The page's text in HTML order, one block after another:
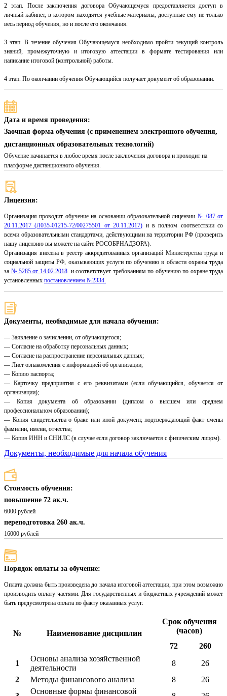
2 этап. После заключения договора Обучающемуся предоставляется доступ в
личный кабинет, в котором находятся учебные материалы, доступные ему не только
весь период обучения, но и после его окончания.
3 этап. В течение обучения Обучающемуся необходимо пройти текущий контроль
знаний, промежуточную и итоговую аттестации в формате тестирования или
написание итоговой (контрольной) работы.
4 этап. По окончании обучения Обучающийся получает документ об образовании.
Дата и время проведения:
Заочная форма обучения (с применением электронного обучения,
дистанционных образовательных технологий)
Обучение начинается в любое время после заключения договора и проходит на
платформе дистанционного обучения.
Лицензия:
Организация проводит обучение на основании образовательной лицензии № 087 от
20.11.2017 (Л035-01215-72/00275501 от 20.11.2017) и в полном соответствии со
всеми образовательными стандартами, действующими на территории РФ (проверить
нашу лицензию вы можете на сайте РОСОБРНАДЗОРА).
Организация внесена в реестр аккредитованных организаций Министерства труда и
социальной защиты РФ, оказывающих услуги по обучению в области охраны труда
за № 5285 от 14.02.2018и соответствует требованиям по обучению по охране труда
установленных постановлением №2334.
Документы, необходимые для начала обучения:
— Заявление о зачислении, от обучающегося;
— Согласие на обработку персональных данных;
— Согласие на распространение персональных данных;
— Лист ознакомления с информацией об организации;
— Копию паспорта;
— Карточку предприятия с его реквизитами (если обучающийся, обучается от
организации);
— Копия документа об образовании (диплом о высшем или среднем
профессиональном образовании);
— Копия свидетельства о браке или иной документ, подтверждающий факт смены
фамилии, имени, отчества;
— Копия ИНН и СНИЛС (в случае если договор заключается с физическим лицом).
Документы, необходимые для начала обучения
Стоимость обучения:
повышение 72 ак.ч.
6000 рублей
переподготовка 260 ак.ч.
16000 рублей
Порядок оплаты за обучение:
Оплата должна быть произведена до начала итоговой аттестации, при этом возможно
производить оплату частями. Для государственных и бюджетных учреждений может
быть предусмотрена оплата по факту оказанных услуг.
№ Наименование дисциплин
Срок обучения
(часов)
72
260
1
Основы анализа хозяйственной
деятельности
8
26
2
Методы финансового анализа 8
26
Основные формы финансовой